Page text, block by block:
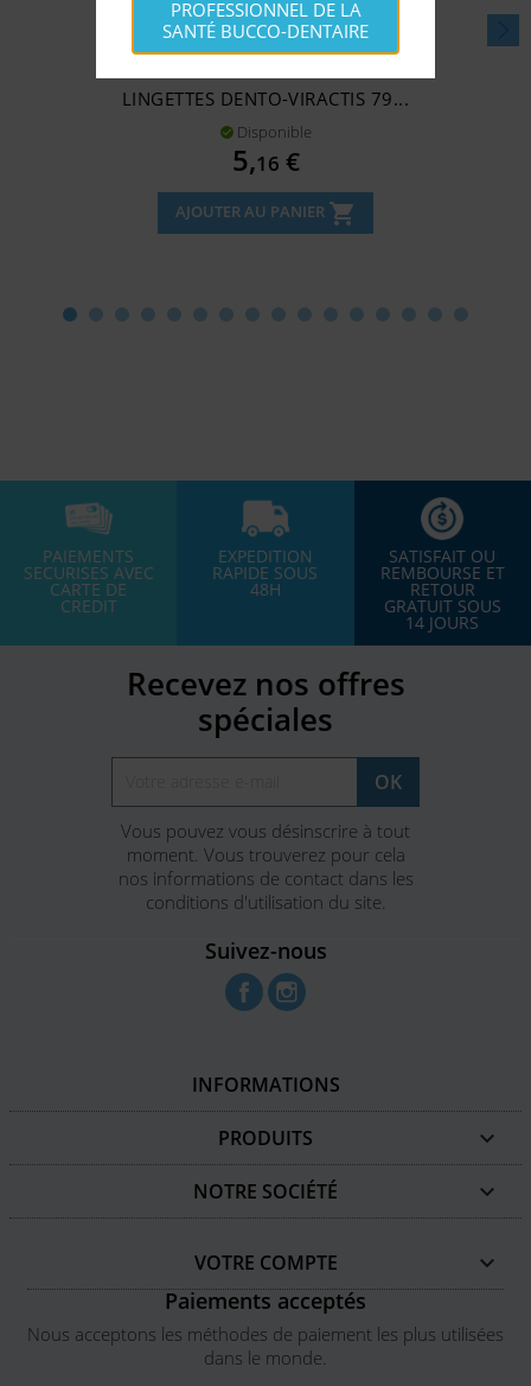
LINGETTES DENTO-VIRACTIS 79...
 Disponible
Prix
5,16 €
AJOUTER AU PANIER shopping_cart
PAIEMENTS
SECURISES AVEC
CARTE DE
CREDIT
EXPEDITION
RAPIDE SOUS
48H
SATISFAIT OU
REMBOURSE ET
RETOUR
GRATUIT SOUS
14 JOURS
Recevez nos offres
spéciales
Vous pouvez vous désinscrire à tout
moment. Vous trouverez pour cela
nos informations de contact dans les
conditions d'utilisation du site.
Suivez-nous
Facebook
INFORMATIONS
PRODUITS 
NOTRE SOCIÉTÉ 
VOTRE COMPTE

Paiements acceptés
Nous acceptons les méthodes de paiement les plus utilisées
dans le monde.
PROFESSIONNEL DE LA
SANTÉ BUCCO-DENTAIRE